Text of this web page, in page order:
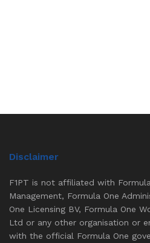
Disclaimer
F1PT is not affiliated with
Management, Formula One
One Licensing BV, Formula One
Ltd or any other organisation or
with the official Formula One